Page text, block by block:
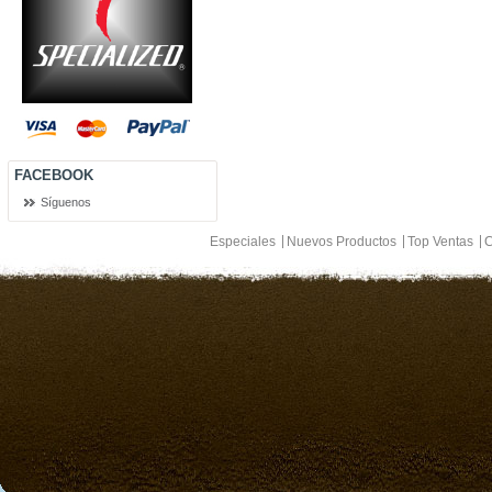
FACEBOOK
Síguenos
Especiales Nuevos Productos Top Ventas